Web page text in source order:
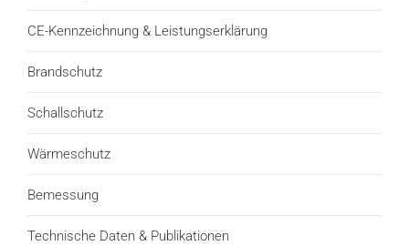
CE-Kennzeichnung & Leistungserklärung
Brandschutz
Schallschutz
Wärmeschutz
Bemessung
Technische Daten & Publikationen